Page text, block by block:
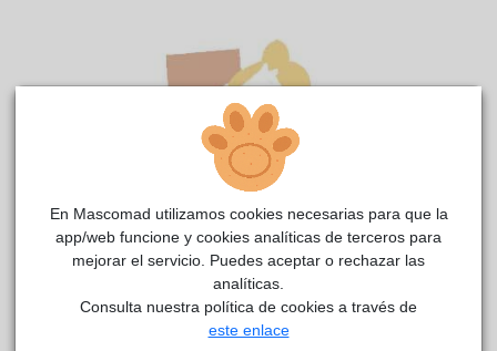
MIAURICIOreside actualmente en el centro de acogida
En Mascomad utilizamos cookies necesarias para que la
app/web funcione y cookies analíticas de terceros para
mejorar el servicio. Puedes aceptar o rechazar las
analíticas.
Consulta nuestra política de cookies a través de
este enlace